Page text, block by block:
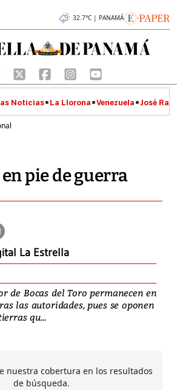
32.7°C | PANAMÁ
Noticias La Llorona Venezuela José
pie de guerra
La Estrella
de Bocas del Toro permanecen en
las autoridades, pues se oponen
qu...
nuestra cobertura en los resultados
de búsqueda.